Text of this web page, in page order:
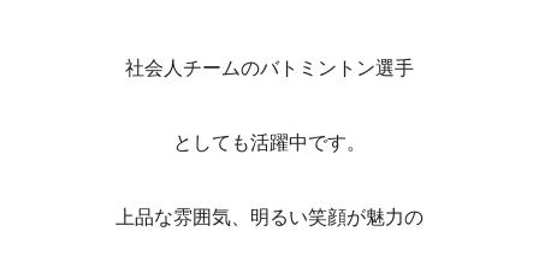
社会人チームのバトミントン選手
としても活躍中です。
上品な雰囲気、明るい笑顔が魅力の